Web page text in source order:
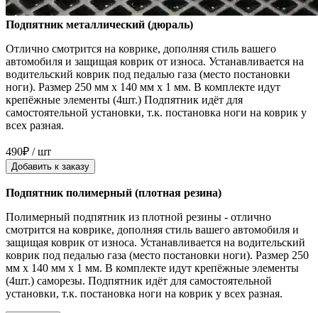
Подпятник металлический (дюраль)
Отлично смотрится на коврике, дополняя стиль вашего
автомобиля и защищая коврик от износа. Устанавливается на
водительский коврик под педалью газа (место постановки
ноги). Размер 250 мм x 140 мм x 1 мм. В комплекте идут
крепёжные элементы (4шт.) Подпятник идёт для
самостоятельной установки, т.к. постановка ноги на коврик у
всех разная.
490₽ / шт
Добавить к заказу
Подпятник полимерный (плотная резина)
Полимерный подпятник из плотной резины - отлично
смотрится на коврике, дополняя стиль вашего автомобиля и
защищая коврик от износа. Устанавливается на водительский
коврик под педалью газа (место постановки ноги). Размер 250
мм x 140 мм x 1 мм. В комплекте идут крепёжные элементы
(4шт.) саморезы. Подпятник идёт для самостоятельной
установки, т.к. постановка ноги на коврик у всех разная.